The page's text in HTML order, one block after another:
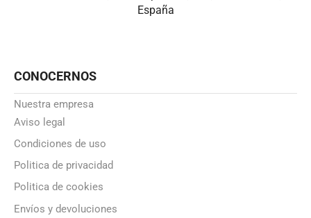
España
CONOCERNOS
Nuestra empresa
Aviso legal
Condiciones de uso
Politica de privacidad
Politica de cookies
Envíos y devoluciones